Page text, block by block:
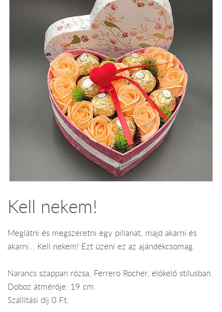
Kell nekem!
Meglátni és megszeretni egy pillanat, majd akarni és
akarni... Kell nekem! Ezt üzeni ez az ajándékcsomag.
Narancs szappan rózsa, Ferrero Rocher, előkelő stílusban.
Doboz átmérője: 19 cm.
Szállítási díj 0 Ft.